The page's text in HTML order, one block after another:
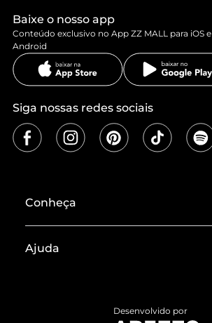
Baixe o nosso app
Conteúdo exclusivo no App ZZ MALL para iOS e
Android
Siga nossas redes sociais
Conheça
Termos de Uso
Ajuda
Desenvolvido por